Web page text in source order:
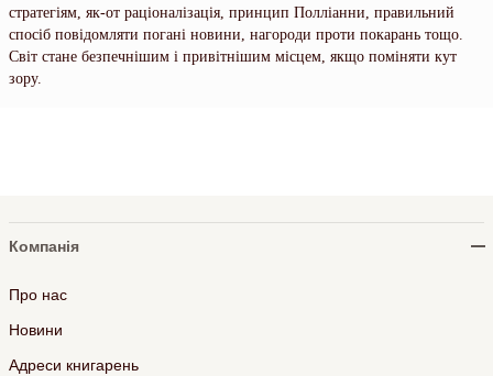
стратегіям, як-от раціоналізація, принцип Полліанни, правильний
спосіб повідомляти погані новини, нагороди проти покарань тощо.
Світ стане безпечнішим і привітнішим місцем, якщо поміняти кут
зору.
Компанія
Про нас
Новини
Адреси книгарень